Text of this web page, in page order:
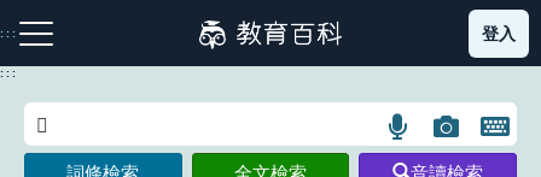
到
主
:::
注音索引圖示 筆畫索引圖示 部首索引表圖示
登入
:::
語
言
圖
片
開
詞條檢索 全文檢索 音讀檢索